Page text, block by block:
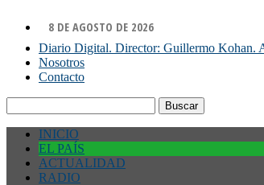
8 DE AGOSTO DE 2026
Diario Digital. Director: Guillermo Kohan.
Nosotros
Contacto
INICIO
EL PAÍS
ACTUALIDAD
RADIO